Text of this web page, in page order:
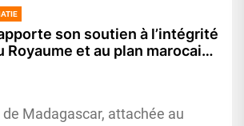
son soutien à l’intégrité
et au plan marocain
tout en saluant l’adoption de la
de Madagascar, attachée au